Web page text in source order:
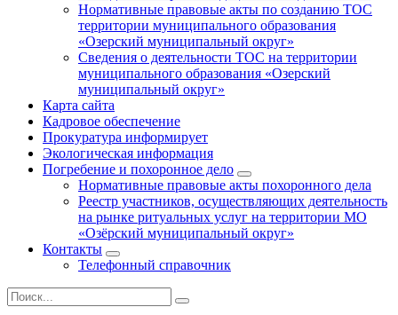
Нормативные правовые акты по созданию ТОС
территории муниципального образования
«Озерский муниципальный округ»
Сведения о деятельности ТОС на территории
муниципального образования «Озерский
муниципальный округ»
Карта сайта
Кадровое обеспечение
Прокуратура информирует
Экологическая информация
Погребение и похоронное дело
Нормативные правовые акты похоронного дела
Реестр участников, осуществляющих деятельность
на рынке ритуальных услуг на территории МО
«Озёрский муниципальный округ»
Контакты
Телефонный справочник